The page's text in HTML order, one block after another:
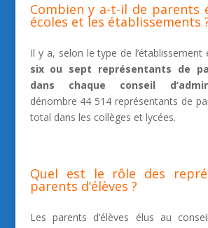
Combien y a-t-il de parents
écoles et les établissements
Il y a, selon le type de l’établissement
six ou sept représentants de
dans chaque conseil
dénombre 44 514 représentants de
total dans les collèges et lycées.
Quel est le rôle des
parents d’élèves ?
Les parents d’élèves élus au